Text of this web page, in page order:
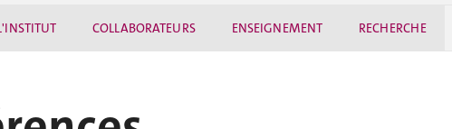
COLLABORATEURS ENSEIGNEMENT RECHERCHE